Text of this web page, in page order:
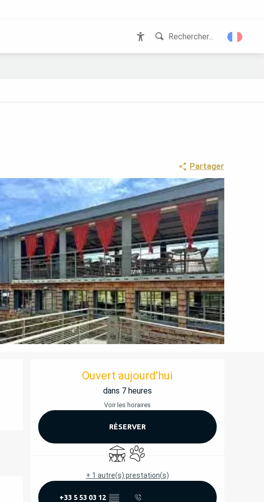
Rechercher...
Partager
OUVERTURE ET
Ouvert aujourd'hui
dans 7 heures
Voir les horaires
RÉSERVER
TerrasseAnimaux acceptés
+ 1 autre(s) prestation(s)
+33 5 53 03 12 ▒▒